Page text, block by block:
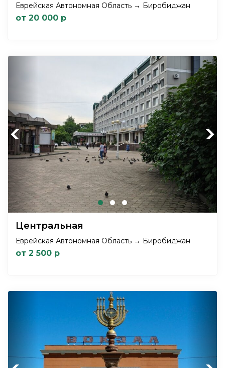
Еврейская Автономная Область → Биробиджан
от 20 000 р
Previous Next
Центральная
Еврейская Автономная Область → Биробиджан
от 2 500 р